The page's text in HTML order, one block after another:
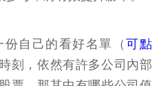
份自己的看好名單（可點
刻，依然有許多公司內部